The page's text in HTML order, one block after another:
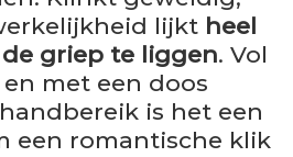
lijkt heel
griep te liggen. Vol
met een doos
is het een
een romantische klik